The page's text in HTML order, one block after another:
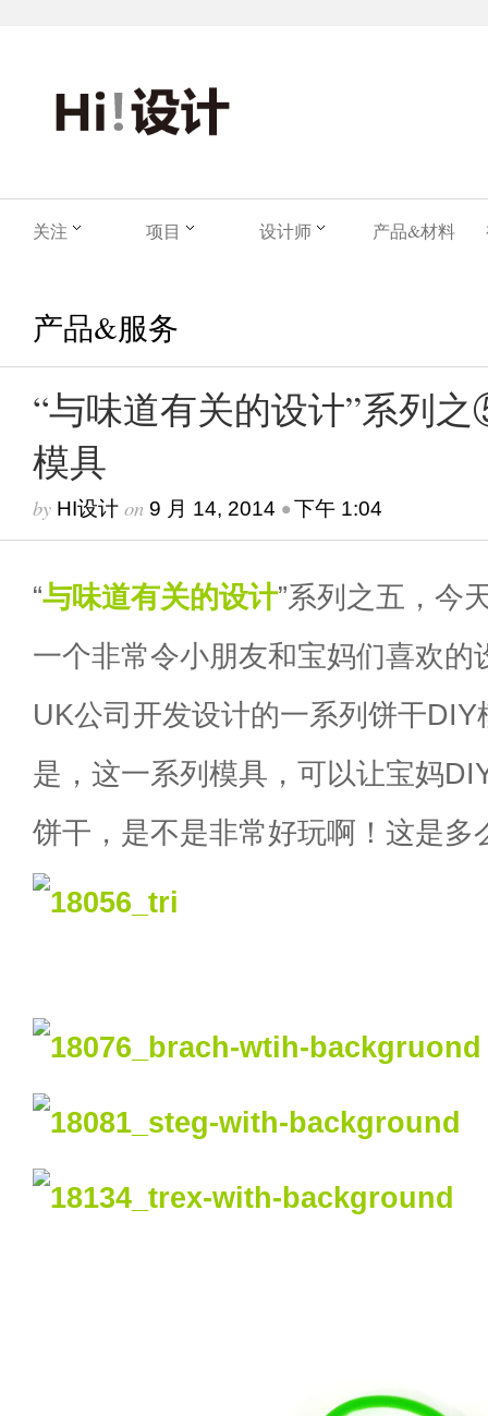
关注 项目 设计师 产品&材料
产品&服务
“与味道有关的设计”系列
模具
by HI设计 on 9 月 14, 2014 •下午 1:04
“与味道有关的设计”系列之五，今
一个非常令小朋友和宝妈们喜欢的
UK公司开发设计的一系列饼干
是，这一系列模具，可以让宝妈
饼干，是不是非常好玩啊！这是多